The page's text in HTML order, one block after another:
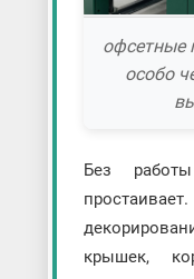
особо
Без
крышек,